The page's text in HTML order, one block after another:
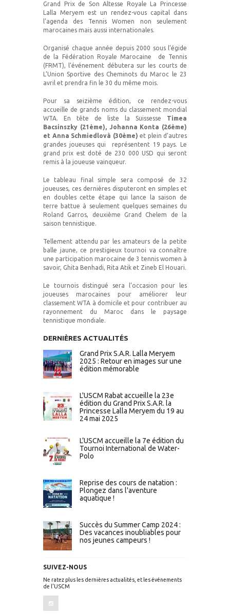
Grand Prix de Son Altesse Royale La Princesse
Lalla Meryem est un rendez-vous capital dans
l’agenda des Tennis Women non seulement
marocaines mais aussi internationales.
Organisé chaque année depuis 2000 sous l’égide
de la Fédération Royale Marocaine de Tennis
(FRMT), l’événement débutera sur les courts de
L’Union Sportive des Cheminots du Maroc le 23
avril et prendra fin le 30 du même mois.
Pour sa seizième édition, ce rendez-vous
accueille de grands noms du classement mondial
WTA. En tête de liste la Suissesse Timea
Bacsinszky (21ème), Johanna Konta (26ème)
et Anna Schmiedlovà (30ème) et plein d’autres
grandes joueuses qui représentent 19 pays. Le
grand prix est doté de 230 000 USD qui seront
remis à la joueuse vainqueur.
Le tableau final simple sera composé de 32
joueuses, ces dernières disputeront en simples et
en doubles cette étape qui lance la saison de
terre battue à seulement quelques semaines du
Roland Garros, deuxième Grand Chelem de la
saison tennistique.
Tellement attendu par les amateurs de la petite
balle jaune, ce prestigieux tournoi va connaître
une participation marocaine de 3 tennis women à
savoir, Ghita Benhadi, Rita Atik et Zineb El Houari.
Le tournois distingué sera l’occasion pour les
joueuses marocaines pour améliorer leur
classement WTA à domicile et pour contribuer au
rayonnement du Maroc dans le paysage
tennistique mondiale.
DERNIÈRES ACTUALITÉS
Grand Prix S.A.R. Lalla Meryem
2025 : Retour en images sur une
édition mémorable
L'USCM Rabat accueille la 23e
édition du Grand Prix S.A.R. la
Princesse Lalla Meryem du 19 au
24 mai 2025
L’USCM accueille la 7e édition du
Tournoi International de Water-
Polo
Reprise des cours de natation :
Plongez dans l'aventure
aquatique !
Succès du Summer Camp 2024 :
Des vacances inoubliables pour
nos jeunes campeurs !
SUIVEZ-NOUS
Ne ratez plus les dernières actualités, et les événements
de l'USCM